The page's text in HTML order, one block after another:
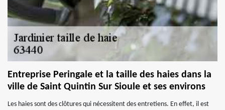
Entreprise Peringale et la taille des haies dans la
ville de Saint Quintin Sur Sioule et ses environs
Les haies sont des clôtures qui nécessitent des entretiens. En effet, il est